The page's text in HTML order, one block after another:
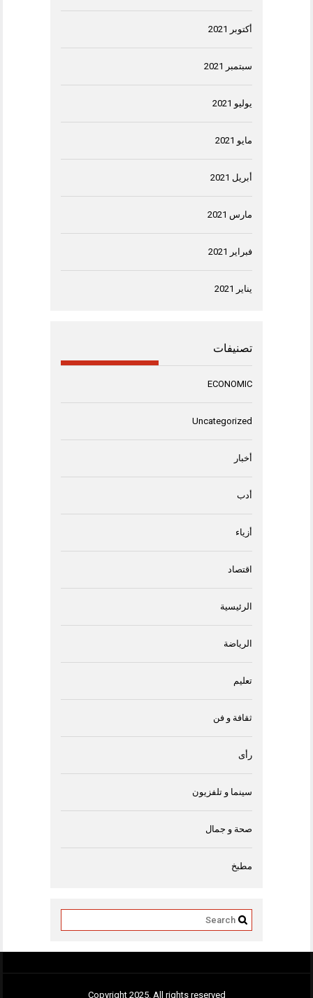
أكتوبر 2021
سبتمبر 2021
يوليو 2021
مايو 2021
أبريل 2021
مارس 2021
فبراير 2021
يناير 2021
تصنيفات
ECONOMIC
Uncategorized
أخبار
أدب
أزياء
اقتصاد
الرئيسية
الرياضة
تعليم
ثقافة و فن
رأى
سينما و تلفزيون
صحة و جمال
مطبخ
Copyright 2025. All rights reserved